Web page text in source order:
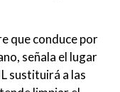
que conduce por
señala el lugar
sustituirá a las